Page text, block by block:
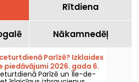
Rītdiena
Nākamnedēļ
Parīzē? Izklaides
piedāvājumi 2026. gada 6.
Parīzē un Île-de-